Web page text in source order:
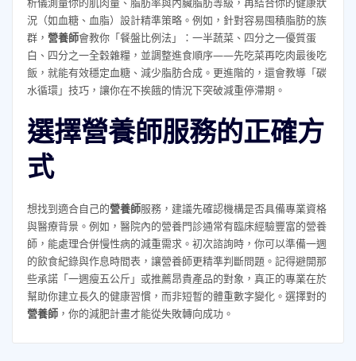
況（如血糖、血脂）設計精準策略。例如，針對容易囤積脂肪的族
群， 營養師會教你「餐盤比例法」：一半蔬菜、四分之一優質蛋
白、四分之一全穀雜糧，並調整進食順序——先吃菜再吃肉最後吃
飯，就能有效穩定血糖、減少脂肪合成。更進階的，還會教導「碳
水循環」技巧，讓你在不挨餓的情況下突破減重停滯期。
選擇營養師服務的正確方
式
想找到適合自己的營養師服務，建議先確認機構是否具備專業資格
與醫療背景。例如，醫院內的營養門診通常有臨床經驗豐富的營養
師，能處理合併慢性病的減重需求。初次諮詢時，你可以準備一週
的飲食紀錄與作息時間表，讓營養師更精準判斷問題。記得避開那
些承諾「一週瘦五公斤」或推薦昂貴產品的對象，真正的專業在於
幫助你建立長久的健康習慣，而非短暫的體重數字變化。選擇對的
營養師，你的減肥計畫才能從失敗轉向成功。